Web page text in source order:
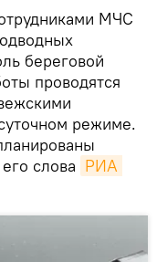
МЧС
береговой
проводятся
режиме.
слова РИА